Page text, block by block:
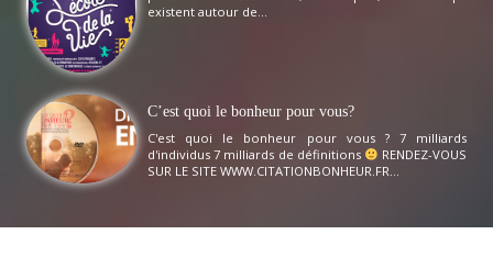
existent autour de...
C’est quoi le bonheur pour vous?
C'est quoi le bonheur pour vous ? 7 milliards
d'individus 7 milliards de définitions
RENDEZ-VOUS
SUR LE SITE WWW.CITATIONBONHEUR.FR...